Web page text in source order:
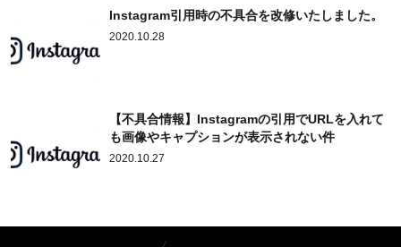
Instagram引用時の不具合を改修いたしました。
2020.10.28
【不具合情報】Instagramの引用でURLを入れて
も画像やキャプションが表示されない件
2020.10.27